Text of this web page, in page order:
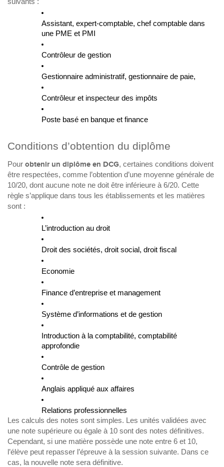
Assistant, expert-comptable, chef comptable dans
une PME et PMI
Contrôleur de gestion
Gestionnaire administratif, gestionnaire de paie,
Contrôleur et inspecteur des impôts
Poste basé en banque et finance
Conditions d’obtention du diplôme
Pour obtenir un diplôme en DCG, certaines conditions doivent
être respectées, comme l’obtention d’une moyenne générale de
10/20, dont aucune note ne doit être inférieure à 6/20. Cette
règle s’applique dans tous les établissements et les matières
sont :
L’introduction au droit
Droit des sociétés, droit social, droit fiscal
Economie
Finance d’entreprise et management
Système d’informations et de gestion
Introduction à la comptabilité, comptabilité
approfondie
Contrôle de gestion
Anglais appliqué aux affaires
Relations professionnelles
Les calculs des notes sont simples. Les unités validées avec
une note supérieure ou égale à 10 sont des notes définitives.
Cependant, si une matière possède une note entre 6 et 10,
l’élève peut repasser l’épreuve à la session suivante. Dans ce
cas, la nouvelle note sera définitive.